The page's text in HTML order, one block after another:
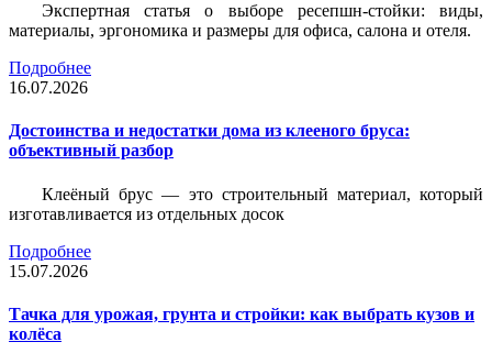
Экспертная статья о выборе ресепшн-стойки: виды,
материалы, эргономика и размеры для офиса, салона и отеля.
Подробнее
16.07.2026
Достоинства и недостатки дома из клееного бруса:
объективный разбор
Клеёный брус — это строительный материал, который
изготавливается из отдельных досок
Подробнее
15.07.2026
Тачка для урожая, грунта и стройки: как выбрать кузов и
колёса